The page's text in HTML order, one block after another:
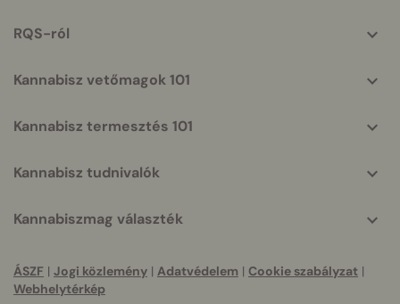
RQS-ról
Kannabisz vetőmagok 101
Kannabisz termesztés 101
Kannabisz tudnivalók
Kannabiszmag választék
ÁSZF | Jogi közlemény | Adatvédelem | Cookie szabályzat |
Webhelytérkép